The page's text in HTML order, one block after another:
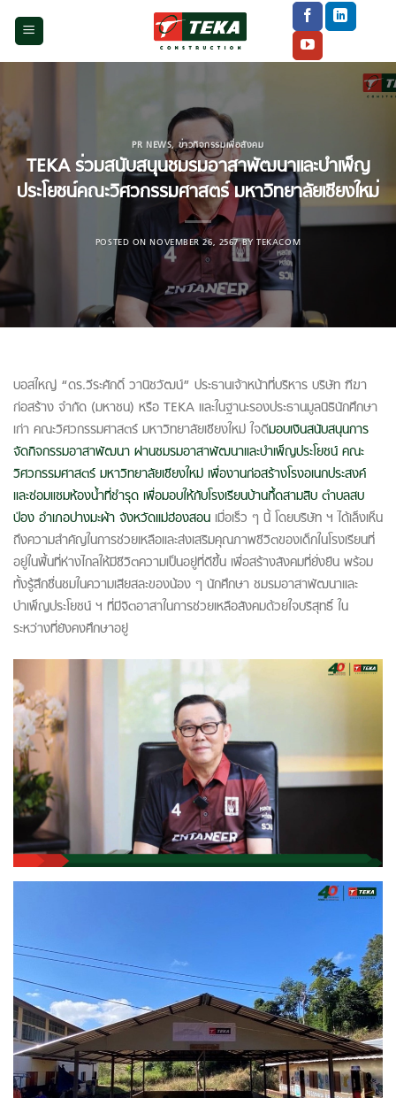
PR NEWS,ข่าวกิจกรรมเพื่อสังคม
TEKA ร่วมสนับสนุนชมรมอาสาพัฒนาและบำเพ็ญ
ประโยชน์คณะวิศวกรรมศาสตร์ มหาวิทยาลัยเชียงใหม่
POSTED ONNOVEMBER 26, 2567BYTEKACOM
บอสใหญ่ “ดร.วีระศักดิ์ วานิชวัฒน์” ประธานเจ้าหน้าที่บริหาร บริษัท ฑีฆา
ก่อสร้าง จำกัด (มหาชน) หรือ TEKA และในฐานะรองประธานมูลนิธินักศึกษา
เก่า คณะวิศวกรรมศาสตร์ มหาวิทยาลัยเชียงใหม่ ใจดีมอบเงินสนับสนุนการ
จัดกิจกรรมอาสาพัฒนา ผ่านชมรมอาสาพัฒนาและบำเพ็ญประโยชน์ คณะ
วิศวกรรมศาสตร์ มหาวิทยาลัยเชียงใหม่ เพื่องานก่อสร้างโรงอเนกประสงค์
และซ่อมแซมห้องน้ำที่ชำรุด เพื่อมอบให้กับโรงเรียนบ้านกึ้ดสามสิบ ตำบลสบ
ป่อง อำเภอปางมะผ้า จังหวัดแม่ฮ่องสอน เมื่อเร็ว ๆ นี้ โดยบริษัท ฯ ได้เล็งเห็น
ถึงความสำคัญในการช่วยเหลือและส่งเสริมคุณภาพชีวิตของเด็กในโรงเรียนที่
อยู่ในพื้นที่ห่างไกลให้มีชีวิตความเป็นอยู่ที่ดีขึ้น เพื่อสร้างสังคมที่ยั่งยืน พร้อม
ทั้งรู้สึกชื่นชมในความเสียสละของน้อง ๆ นักศึกษา ชมรมอาสาพัฒนาและ
บำเพ็ญประโยชน์ ฯ ที่มีจิตอาสาในการช่วยเหลือสังคมด้วยใจบริสุทธิ์ ใน
ระหว่างที่ยังคงศึกษาอยู่